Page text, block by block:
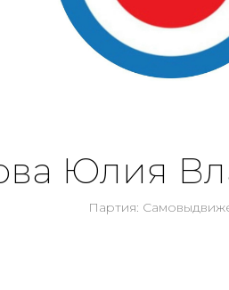
Юлия
Партия: